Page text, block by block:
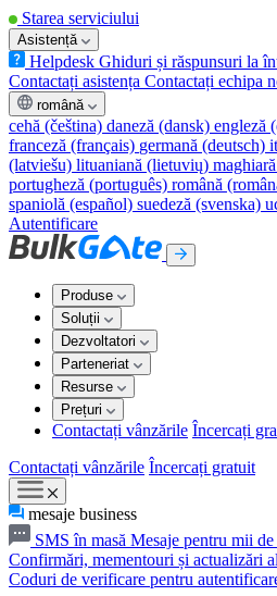
Starea serviciului
Asistență
Helpdesk Ghiduri și răspunsuri la
Contactați asistența Contactați echipa
română
cehă (čeština) daneză (dansk) engleză
franceză (français) germană (deutsch)
(latviešu) lituaniană (lietuvių) maghiară
portugheză (português) română
spaniolă (español) suedeză (svenska)
Autentificare
Produse
Soluții
Dezvoltatori
Parteneriat
Resurse
Prețuri
Contactați vânzările Încercați
Contactați vânzările Încercați gratuit
mesaje business
SMS în masă Mesaje pentru mii
Confirmări, mementouri și actualizări
Coduri de verificare pentru